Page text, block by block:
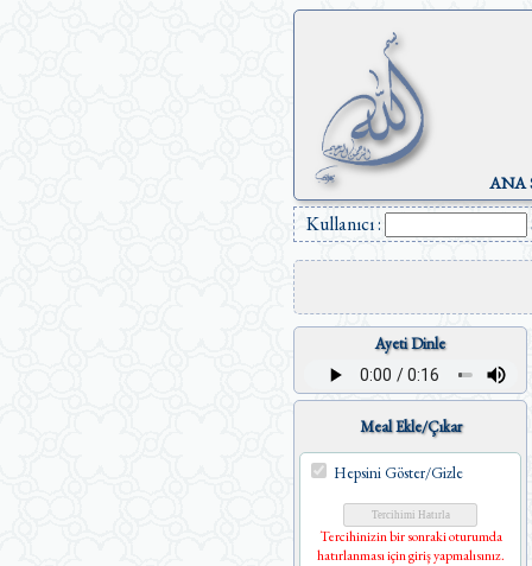
ANA
Kullanıcı :
Ayeti Dinle
Meal Ekle/Çıkar
Hepsini Göster/Gizle
Tercihinizin bir sonraki oturumda
hatırlanması için giriş yapmalısınız.